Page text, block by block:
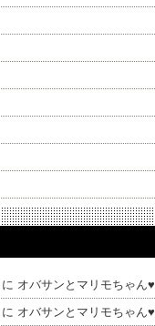
に オバサンとマリモちゃん♥️
に オバサンとマリモちゃん♥️